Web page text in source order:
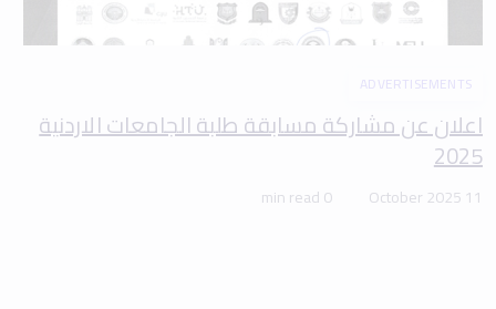
ADVERTISEMENTS
اعلان عن مشاركة مسابقة طلبة الجامعات الاردنية
2025
11 October 2025
0 min read